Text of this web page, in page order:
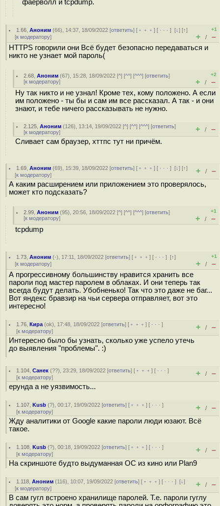
фаерволл и tcpdump.
1.66 ,Аноним (66), 14:37, 18/09/2022 [ответить] [ ﹢﹢﹢] [ · · ·][↓] [↑]
[к модератору]
+1
+ / –
HTTPS говорили они Всё будет безопасно передаваться и
никто не узнает мой пароль(
2.68 ,Аноним (67), 15:28, 18/09/2022 [^] [^^] [^^^] [ответить]
[к модератору]
+2
+ / –
Ну так никто и не узнал! Кроме тех, кому положено. А если
им положено - ты бы и сам им все рассказал. А так - и они
знают, и тебе ничего рассказывать не нужно.
2.125 ,Аноним (126), 13:14, 19/09/2022 [^] [^^] [^^^] [ответить]
[к модератору] + / –
Сливает сам браузер, хттпс тут ни причём.
1.69 ,Аноним (69), 15:39, 18/09/2022 [ответить] [ ﹢﹢﹢] [ · · ·][↓] [↑]
[к модератору] + / –
А каким расширением или приложением это проверялось,
может кто подсказать?
2.99 ,Аноним (95), 20:56, 18/09/2022 [^] [^^] [^^^] [ответить]
[к модератору]
+1
+ / –
tcpdump
1.73 ,Аноним (-), 17:11, 18/09/2022 [ответить] [ ﹢﹢﹢] [ · · ·][↑]
[к модератору]
+1
+ / –
А прогрессивному большинству нравится хранить все
пароли под мастер паролем в облаках. И они теперь так
всегда будут делать. Убобненько! Так что это даже не баг...
Вот яндекс бравзир на чьи сервера отправляет, вот это
интересно!
1.76 ,Кира (ok), 17:48, 18/09/2022 [ответить] [ ﹢﹢﹢] [ · · ·]
[к модератору] + / –
Интересно было бы узнать, сколько уже успело утечь
до выявления "проблемы". :)
1.104 ,Санек (??), 23:29, 18/09/2022 [ответить] [ ﹢﹢﹢] [ · · ·]
[к модератору] + / –
ерунда а не уязвимость...
1.107 ,Kusb (?), 00:17, 19/09/2022 [ответить] [ ﹢﹢﹢] [ · · ·]
[к модератору] + / –
Жду аналитики от Google какие пароли люди юзают. Всё
такое.
1.108 ,Kusb (?), 00:18, 19/09/2022 [ответить] [ ﹢﹢﹢] [ · · ·]
[к модератору] + / –
На скриншоте будто выдуманная ОС из кино или Plan9
1.118 ,Аноним (116), 10:07, 19/09/2022 [ответить] [ ﹢﹢﹢] [ · · ·][↓]
[к модератору] + / –
В сам гугл встроено хранилище паролей. Т.е. пароли гуглу